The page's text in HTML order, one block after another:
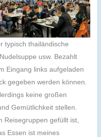
typisch thailändische
usw. Bezahlt
Eingang links aufgeladen
gegeben werden können.
keine großen
Gemütlichkeit stellen.
Reisegruppen gefüllt ist,
Essen ist meines